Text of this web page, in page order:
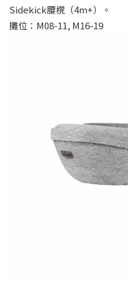
Sidekick腰櫈（4m+）。
攤位：M08-11, M16-19